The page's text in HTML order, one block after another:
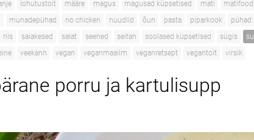
lohutustoit määre magus magusad küpsetised mati
munadepühad no chicken nuudlid õun pasta piparkook
pühad
riis saiakesed salat seened seitan soolased küpsetised sügis
veekann vegan veganmaailm veganretsept vegantoit virsik
porru ja kartulisupp